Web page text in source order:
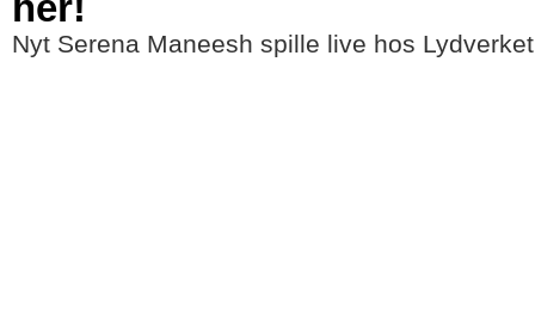
Nyt Serena Maneesh spille live hos